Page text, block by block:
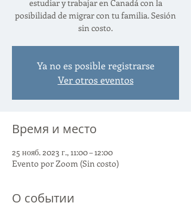
estudiar y trabajar en Canadá con la
posibilidad de migrar con tu familia. Sesión
sin costo.
Ya no es posible registrarse
Ver otros eventos
Время и место
25 нояб. 2023 г., 11:00 – 12:00
Evento por Zoom (Sin costo)
О событии